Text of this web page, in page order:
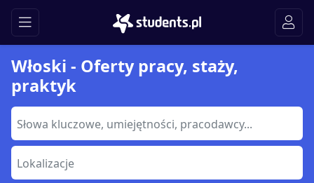
Włoski - Oferty pracy, staży,
praktyk